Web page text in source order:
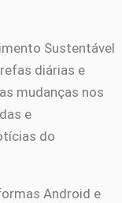
Sustentável
diárias e
mudanças nos
e
do
Android e